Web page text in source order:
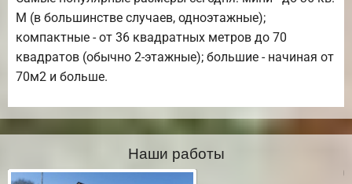
М (в большинстве случаев, одноэтажные);
компактные - от 36 квадратных метров до 70
квадратов (обычно 2-этажные); большие - начиная от
70м2 и больше.
Наши работы